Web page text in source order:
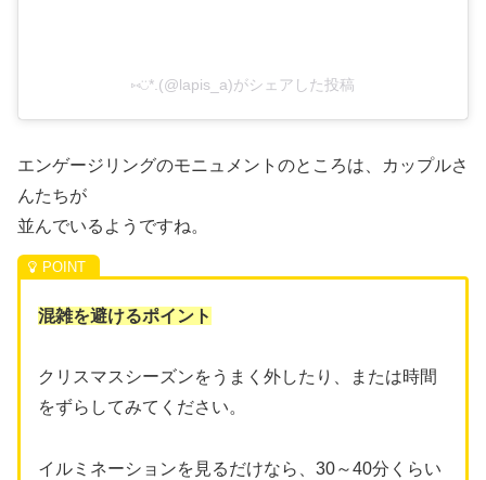
⑅◡̈*.(@lapis_a)がシェアした投稿
エンゲージリングのモニュメントのところは、カップルさ
んたちが
並んでいるようですね。
混雑を避けるポイント
クリスマスシーズンをうまく外したり、または時間
をずらしてみてください。
イルミネーションを見るだけなら、30～40分くらい